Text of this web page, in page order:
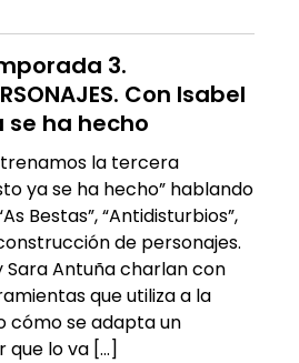
3.
Con Isabel
se ha hecho
la tercera
ya se ha hecho” hablando
Bestas”, “Antidisturbios”,
de personajes.
Sara Antuña charlan con
que utiliza a la
cómo se adapta un
que lo va […]